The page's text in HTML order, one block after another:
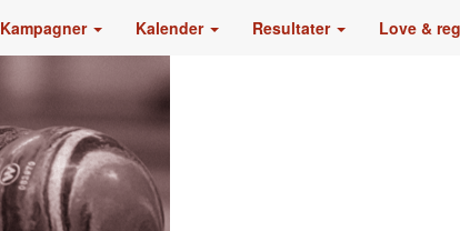
Kampagner Kalender Resultater Love &